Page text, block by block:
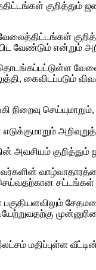
குறித்தும்
வேண்டும் என்றும்
நிறைவு
அவசியம்
சட்டங்கள்
மதிப்புள்ள